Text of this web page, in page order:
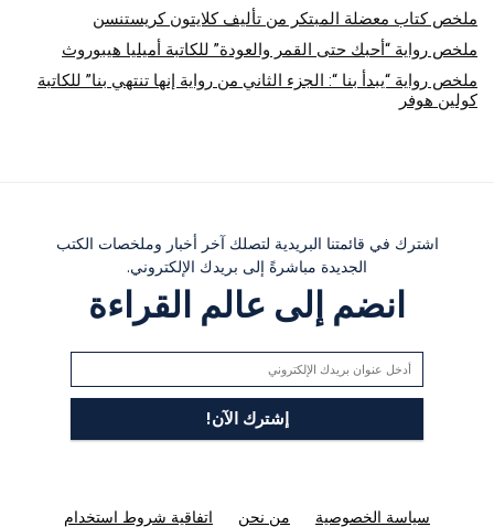
ملخص كتاب معضلة المبتكر من تأليف كلايتون كريستنسن
ملخص رواية “أحبك حتى القمر والعودة” للكاتبة أميليا هيبوروث
ملخص رواية “يبدأ بنا “: الجزء الثاني من رواية إنها تنتهي بنا” للكاتبة
كولين هوفر
اشترك في قائمتنا البريدية لتصلك آخر أخبار وملخصات الكتب
الجديدة مباشرةً إلى بريدك الإلكتروني.
انضم إلى عالم القراءة
سياسة الخصوصية من نحن اتفاقية شروط استخدام